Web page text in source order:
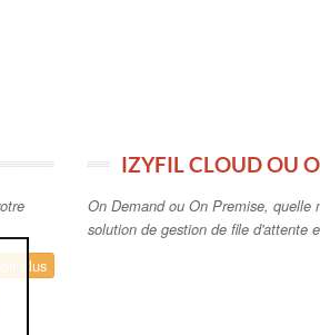
plus
IZYFIL CLOUD OU
On Demand ou On Premise, quelle
solution de gestion de file d'attente